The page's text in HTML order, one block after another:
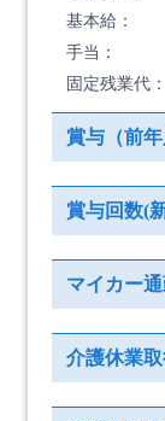
基本給：
手当：
固定残業代：
賞与（前
賞与回数(
マイカー
介護休業